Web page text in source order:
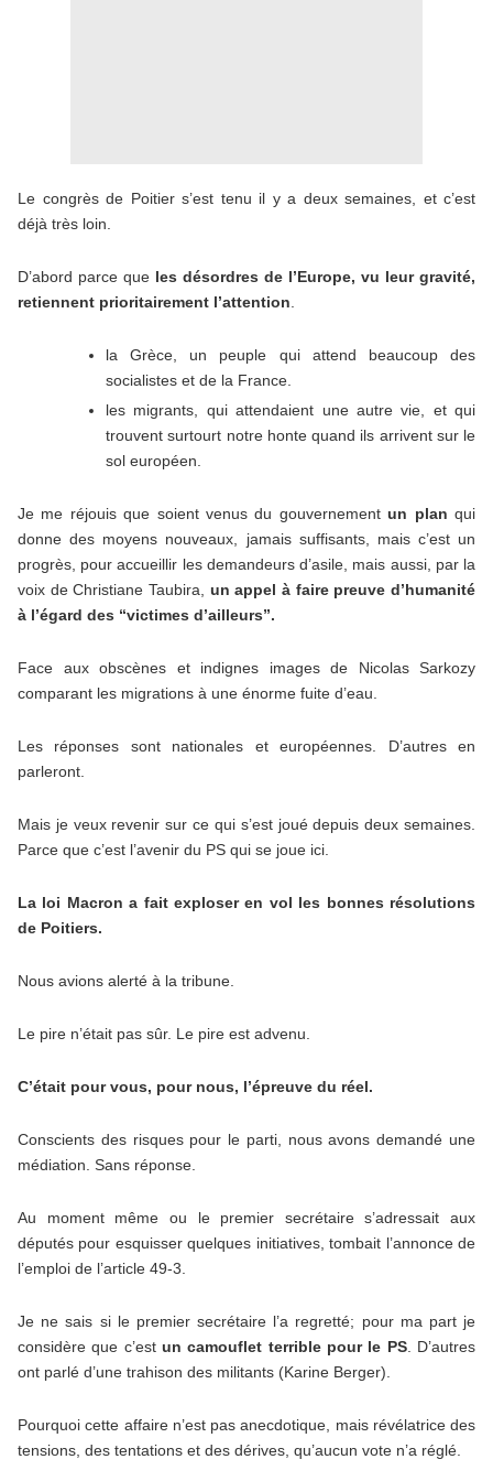
Le congrès de Poitier s’est tenu il y a deux semaines, et c’est
déjà très loin.
D’abord parce que les désordres de l’Europe, vu leur gravité,
retiennent prioritairement l’attention
la Grèce, un peuple qui attend beaucoup des
socialistes et de la France.
les migrants, qui attendaient une autre vie, et qui
trouvent surtourt notre honte quand ils arrivent sur le
sol européen.
Je me réjouis que soient venus du gouvernementun plan qui
donne des moyens nouveaux, jamais suffisants, mais c’est un
progrès, pour accueillir les demandeurs d’asile, mais aussi, par la
voix de Christiane Taubira, un appel à faire preuve d’humanité
à l’égard des “victimes d’ailleurs”.
Face aux obscènes et indignes images de Nicolas Sarkozy
comparant les migrations à une énorme fuite d’eau.
Les réponses sont nationales et européennes. D’autres en
parleront.
Mais je veux revenir sur ce qui s’est joué depuis deux semaines.
Parce que c’est l’avenir du PS qui se joue ici.
La loi Macron a fait exploser en vol les bonnes résolutions
de Poitiers.
Nous avions alerté à la tribune.
Le pire n’était pas sûr. Le pire est advenu.
C’était pour vous, pour nous, l’épreuve du réel.
Conscients des risques pour le parti, nous avons demandé une
médiation. Sans réponse.
Au moment même ou le premier secrétaire s’adressait aux
députés pour esquisser quelques initiatives, tombait l’annonce de
l’emploi de l’article 49-3.
Je ne sais si le premier secrétaire l’a regretté; pour ma part je
considère que c’est un camouflet terrible pour le PS. D’autres
ont parlé d’une trahison des militants (Karine Berger).
Pourquoi cette affaire n’est pas anecdotique, mais révélatrice des
tensions, des tentations et des dérives, qu’aucun vote n’a réglé.